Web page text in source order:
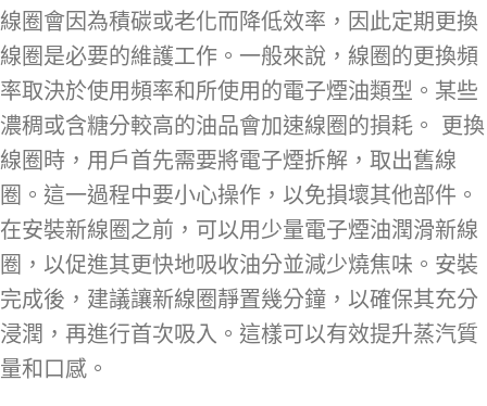
線圈會因為積碳或老化而降低效率，因此定期更換
線圈是必要的維護工作。一般來說，線圈的更換頻
率取決於使用頻率和所使用的電子煙油類型。某些
濃稠或含糖分較高的油品會加速線圈的損耗。 更換
線圈時，用戶首先需要將電子煙拆解，取出舊線
圈。這一過程中要小心操作，以免損壞其他部件。
在安裝新線圈之前，可以用少量電子煙油潤滑新線
圈，以促進其更快地吸收油分並減少燒焦味。安裝
完成後，建議讓新線圈靜置幾分鐘，以確保其充分
浸潤，再進行首次吸入。這樣可以有效提升蒸汽質
量和口感。